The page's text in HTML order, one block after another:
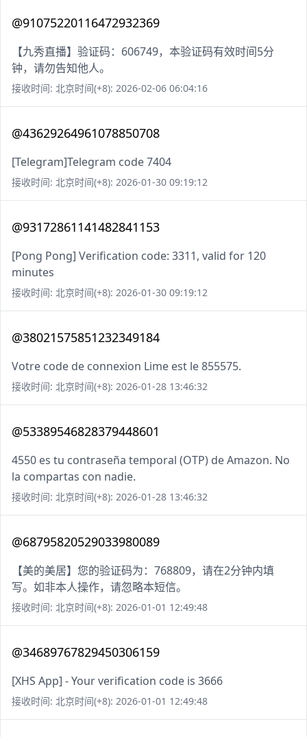
@91075220116472932369
【九秀直播】验证码：606749，本验证码有效时间5分
钟，请勿告知他人。
接收时间: 北京时间(+8): 2026-02-06 06:04:16
@43629264961078850708
[Telegram]Telegram code 7404
接收时间: 北京时间(+8): 2026-01-30 09:19:12
@93172861141482841153
[Pong Pong] Verification code: 3311, valid for 120
minutes
接收时间: 北京时间(+8): 2026-01-30 09:19:12
@38021575851232349184
Votre code de connexion Lime est le 855575.
接收时间: 北京时间(+8): 2026-01-28 13:46:32
@53389546828379448601
4550 es tu contraseña temporal (OTP) de Amazon. No
la compartas con nadie.
接收时间: 北京时间(+8): 2026-01-28 13:46:32
@68795820529033980089
【美的美居】您的验证码为：768809，请在2分钟内填
写。如非本人操作，请忽略本短信。
接收时间: 北京时间(+8): 2026-01-01 12:49:48
@34689767829450306159
[XHS App] - Your verification code is 3666
接收时间: 北京时间(+8): 2026-01-01 12:49:48